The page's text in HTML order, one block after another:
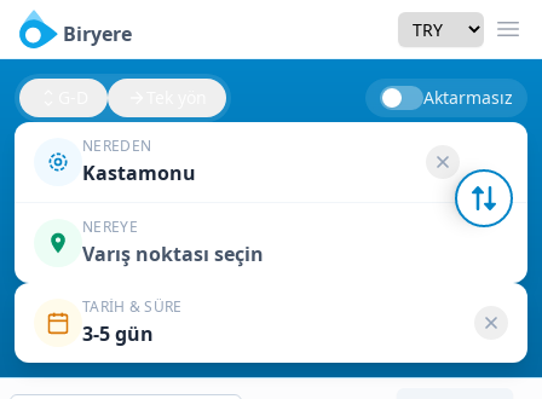
Biryere Currency
Aktarmasız
NEREDEN
Kastamonu
NEREYE
Varış noktası seçin
TARIH & SÜRE
3-5 gün